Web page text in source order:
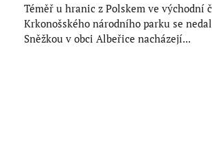
Téměř u hranic z Polskem ve východní
Krkonošského národního parku se
Sněžkou v obci Albeřice nacházejí...